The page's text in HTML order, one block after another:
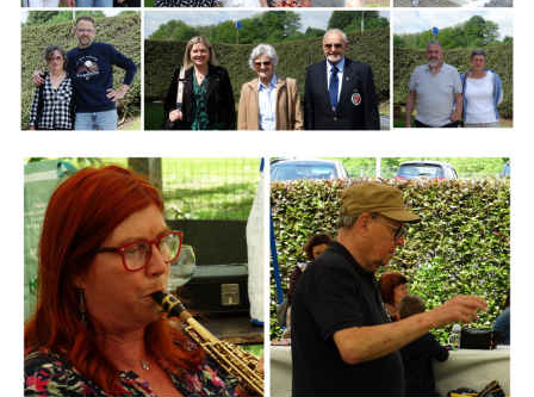
Branding
ARMCHAIR